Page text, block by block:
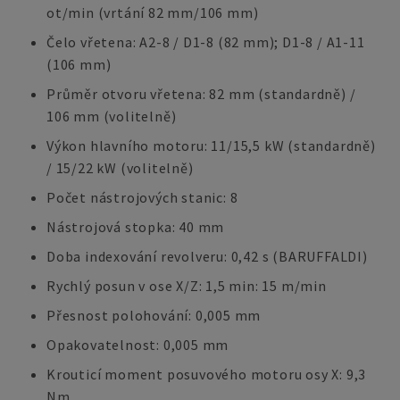
ot/min (vrtání 82 mm/106 mm)
Čelo vřetena: A2-8 / D1-8 (82 mm); D1-8 / A1-11
(106 mm)
Průměr otvoru vřetena: 82 mm (standardně) /
106 mm (volitelně)
Výkon hlavního motoru: 11/15,5 kW (standardně)
/ 15/22 kW (volitelně)
Počet nástrojových stanic: 8
Nástrojová stopka: 40 mm
Doba indexování revolveru: 0,42 s (BARUFFALDI)
Rychlý posun v ose X/Z: 1,5 min: 15 m/min
Přesnost polohování: 0,005 mm
Opakovatelnost: 0,005 mm
Krouticí moment posuvového motoru osy X: 9,3
Nm